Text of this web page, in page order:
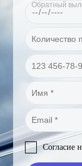
Согласие